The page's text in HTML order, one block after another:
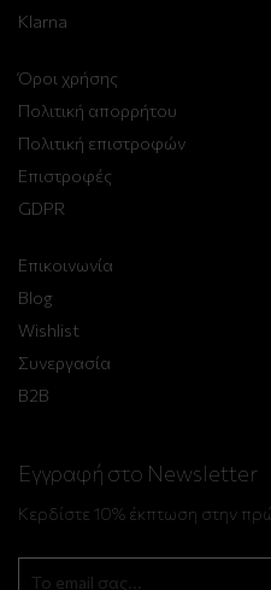
Klarna
Όροι χρήσης
Πολιτική απορρήτου
Πολιτική επιστροφών
Επιστροφές
GDPR
Επικοινωνία
Blog
Wishlist
Συνεργασία
B2B
Εγγραφή στο Newsletter
Κερδίστε 10% έκπτωση στην